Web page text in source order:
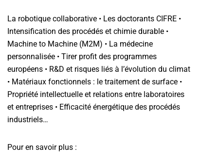
La robotique collaborative • Les doctorants CIFRE •
Intensification des procédés et chimie durable •
Machine to Machine (M2M) • La médecine
personnalisée • Tirer profit des programmes
européens • R&D et risques liés à l’évolution du climat
• Matériaux fonctionnels : le traitement de surface •
Propriété intellectuelle et relations entre laboratoires
et entreprises • Efficacité énergétique des procédés
industriels…
Pour en savoir plus :